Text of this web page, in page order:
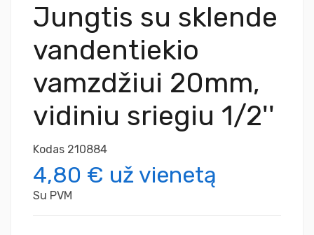
Jungtis su sklende
vandentiekio
vamzdžiui 20mm,
vidiniu sriegiu 1/2''
Kodas 210884
4,80 € už vienetą
Su PVM